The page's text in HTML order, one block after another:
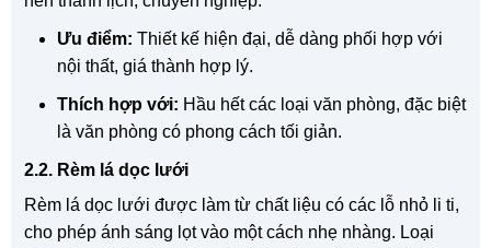
Ưu điểm: Thiết kế hiện đại, dễ dàng phối hợp với
nội thất, giá thành hợp lý.
Thích hợp với: Hầu hết các loại văn phòng, đặc biệt
là văn phòng có phong cách tối giản.
2.2. Rèm lá dọc lưới
Rèm lá dọc lưới được làm từ chất liệu có các lỗ nhỏ li ti,
cho phép ánh sáng lọt vào một cách nhẹ nhàng. Loại